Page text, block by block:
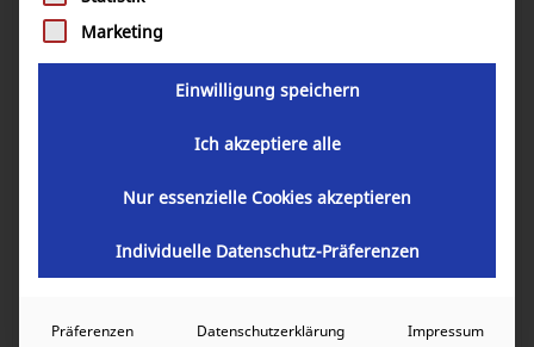
Verlängerungskabel 5m für Lithium
Smart Akkus (2 Stück Packung)
ASS030560500
Marketing
Einwilligung speichern
Ich akzeptiere alle
Nur essenzielle Cookies akzeptieren
Individuelle Datenschutz-Präferenzen
Präferenzen Datenschutzerklärung Impressum